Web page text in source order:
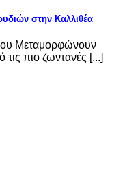
στην Καλλιθέα
Μεταμορφώνουν
τις πιο ζωντανές [...]